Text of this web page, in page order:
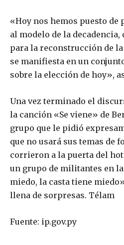
«Hoy nos hemos puesto de
al modelo de la
para la reconstrucción de
se manifiesta en un
sobre la elección de hoy»,
Una vez terminado el
la canción «Se viene» de
grupo que le pidió
que no usará sus temas de
corrieron a la puerta del
un grupo de militantes en
miedo, la casta tiene
llena de sorpresas. Télam
Fuente: ip.gov.py